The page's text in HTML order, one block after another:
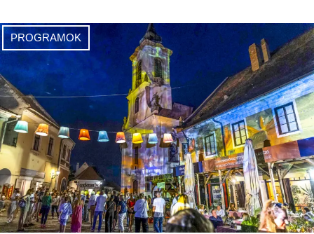
PROGRAMOK